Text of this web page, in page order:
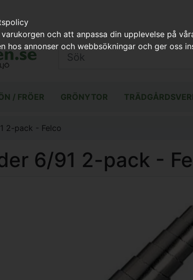
/ FRÖER GRÖNYTOR
2-pack - Felco
6/91 2-pack -
och att anpassa din upplevelse på
hos annonser och webbsökningar och ger oss